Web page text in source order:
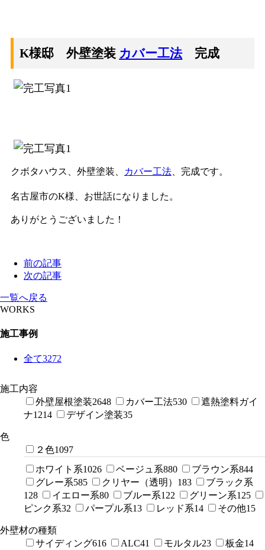
K様邸 外壁塗装 カバー工法完成
クボタハウス、外壁塗装、 カバー工法、完成です。
名古屋市のK様、お世話になりました。
ありがとうございました！
前の記事
次の記事
一覧へ戻る
WORKS
施工事例
全て3272
施工内容
外壁屋根塗装2648 カバー工法530
遮熱塗料ガイ
ナ1214 デザイン塗装35
色
２色1097
ホワイト系1026 ベージュ系880 ブラウン系844
グレー系585 クリヤー（透明） 183
ブラック系
128
イエロー系80 ブルー系122 グリーン系125
ピンク系32 パープル系13 レッド系14 その他15
外壁材の種類
サイディング616 ALC41 モルタル23 板金14